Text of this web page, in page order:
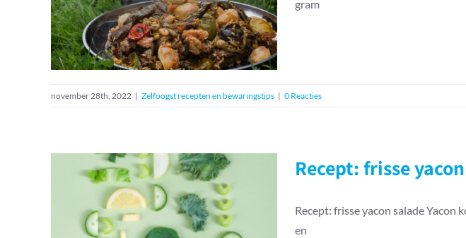
van snijbiet
Zelfoogst recepten en bewaringstips
gram
november 28th, 2022 | Zelfoogst recepten en bewaringstips | 0 Reacties
Recept: frisse
Recept: frisse yacon salade
en